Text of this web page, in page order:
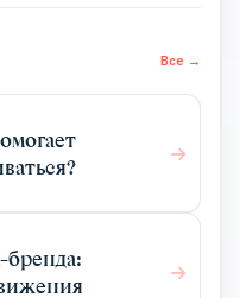
Все →
бренда: